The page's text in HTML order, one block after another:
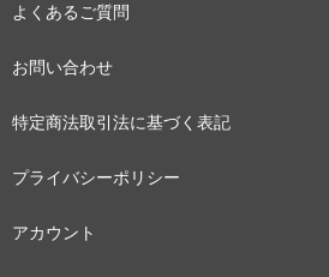
よくあるご質問
お問い合わせ
特定商法取引法に基づく表記
プライバシーポリシー
アカウント